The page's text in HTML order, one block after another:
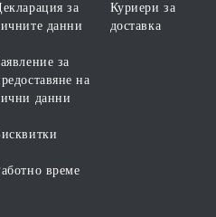
за
данни
за
на
данни
време
Куриери за
доставка